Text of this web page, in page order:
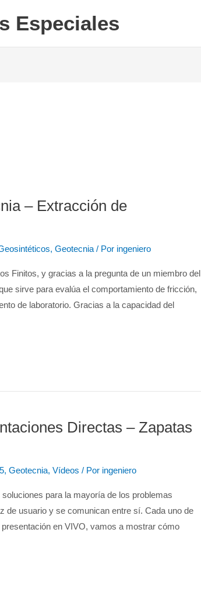
Especiales
– Extracción de
, Geotecnia / Por ingeniero
Finitos, y gracias a la pregunta de un miembro del
sirve para evalúa el comportamiento de fricción,
de laboratorio. Gracias a la capacidad del
Directas – Zapatas
, Geotecnia, Vídeos / Por ingeniero
para la mayoría de los problemas
de usuario y se comunican entre sí. Cada uno de
en VIVO, vamos a mostrar cómo